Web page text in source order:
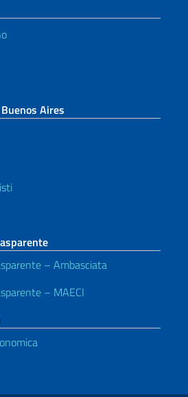
Aires
– Ambasciata
– MAECI